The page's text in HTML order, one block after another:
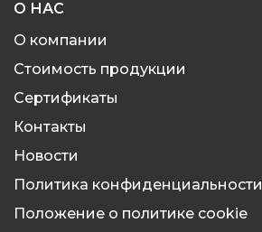
О НАС
О компании
Стоимость продукции
Сертификаты
Контакты
Новости
Политика конфиденциальности
Положение о политике cookie